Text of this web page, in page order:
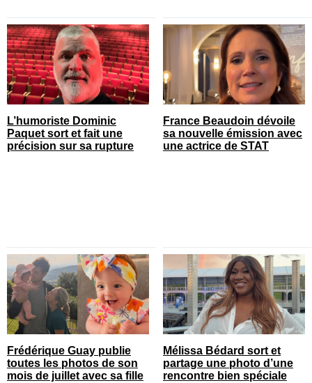
L’humoriste Dominic
Paquet sort et fait une
précision sur sa rupture
France Beaudoin dévoile
sa nouvelle émission avec
une actrice de STAT
Frédérique Guay publie
toutes les photos de son
mois de juillet avec sa fille
Mélissa Bédard sort et
partage une photo d’une
rencontre bien spéciale